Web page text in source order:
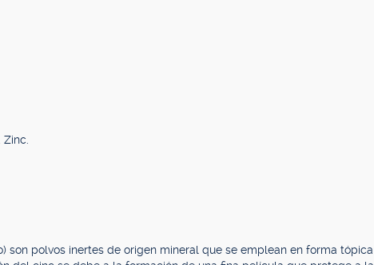
son polvos inertes de origen mineral que se emplean en forma tópica